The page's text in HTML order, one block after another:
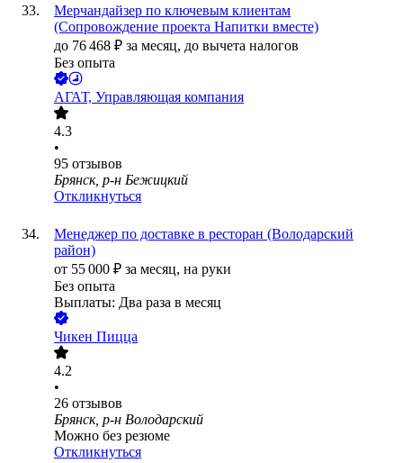
Мерчандайзер по ключевым клиентам
(Сопровождение проекта Напитки вместе)
до 76 468 ₽ за месяц, до вычета налогов
Без опыта
АГАТ, Управляющая компания
4.3
•
95 отзывов
Брянск, р-н Бежицкий
Откликнуться
Менеджер по доставке в ресторан (Володарский
район)
от 55 000 ₽ за месяц, на руки
Без опыта
Выплаты: Два раза в месяц
Чикен Пицца
4.2
•
26 отзывов
Брянск, р-н Володарский
Можно без резюме
Откликнуться